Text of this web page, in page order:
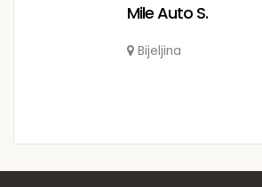
Mile Auto S.
Bijeljina